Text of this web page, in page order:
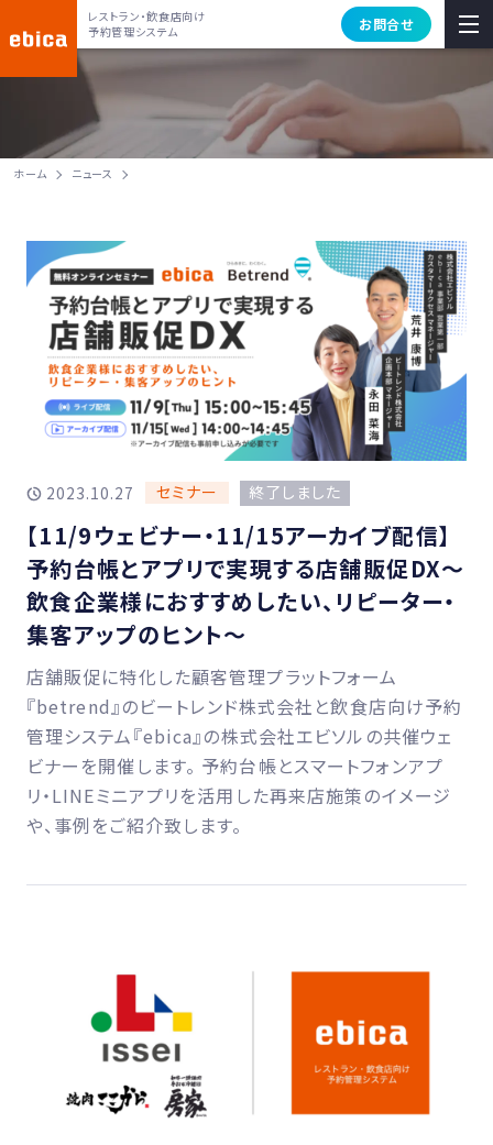
レストラン・飲食店向け
予約管理システム
お問合せ
ホーム ニュース
2023.10.27 セミナー 終了しました
【11/9ウェビナー・11/15アーカイブ配信】
予約台帳とアプリで実現する店舗販促DX～
飲食企業様におすすめしたい、リピーター・
集客アップのヒント～
店舗販促に特化した顧客管理プラットフォーム
『betrend』のビートレンド株式会社と飲食店向け予約
管理システム『ebica』の株式会社エビソルの共催ウェ
ビナーを開催します。 予約台帳とスマートフォンアプ
リ・LINEミニアプリを活用した再来店施策のイメージ
や、事例をご紹介致します。